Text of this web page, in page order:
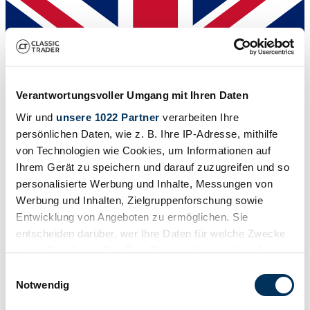
Verantwortungsvoller Umgang mit Ihren Daten
Wir und unsere 1022 Partner verarbeiten Ihre
persönlichen Daten, wie z. B. Ihre IP-Adresse, mithilfe
von Technologien wie Cookies, um Informationen auf
Ihrem Gerät zu speichern und darauf zuzugreifen und so
personalisierte Werbung und Inhalte, Messungen von
Werbung und Inhalten, Zielgruppenforschung sowie
Entwicklung von Angeboten zu ermöglichen. Sie
entscheiden darüber, wer Ihre Daten für welche Zwecke
nutzt. Sie können Ihre Einwilligung jederzeit über die
Trigger Symbol ändern oder widerrufen
Notwendig
Dealer